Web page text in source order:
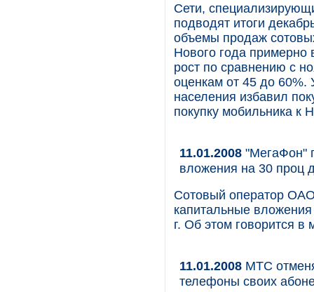
Сети,
подводят итоги
объемы продаж
Нового года примерно
рост по сравнению с
оценкам от 45 до 60%.
населения избавил
покупку мобильника к
11.01.2008 "МегаФон"
вложения на 30 проц
Сотовый оператор
капитальные
г. Об этом говорится в
11.01.2008 МТС
телефоны своих